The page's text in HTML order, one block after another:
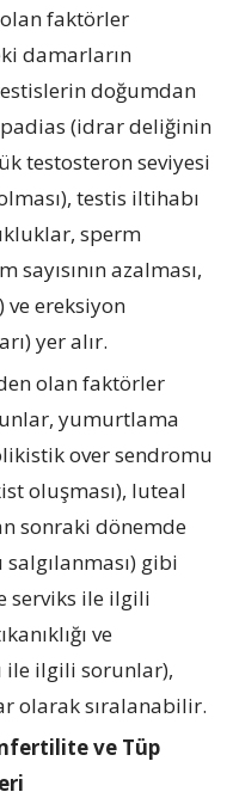
faktörler
damarların
doğumdan
(idrar deliğinin
testosteron seviyesi
testis iltihabı
sperm
azalması,
ereksiyon
yer alır.
olan faktörler
yumurtlama
over sendromu
oluşması), luteal
sonraki dönemde
gibi
serviks ile ilgili
ve
ile ilgili sorunlar),
olarak sıralanabilir.
ve Tüp